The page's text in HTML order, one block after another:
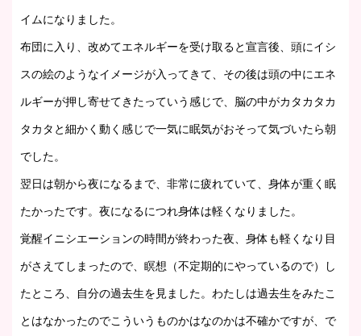
イムになりました。
布団に入り、改めてエネルギーを受け取ると宣言後、頭にイシ
スの絵のようなイメージが入ってきて、その後は頭の中にエネ
ルギーが押し寄せてきたっていう感じで、脳の中がカタカタカ
タカタと細かく動く感じで一気に眠気がおそって気づいたら朝
でした。
翌日は朝から夜になるまで、非常に疲れていて、身体が重く眠
たかったです。夜になるにつれ身体は軽くなりました。
覚醒イニシエーションの時間が終わった夜、身体も軽くなり目
がさえてしまったので、瞑想（不定期的にやっているので）し
たところ、自分の過去生を見ました。わたしは過去生をみたこ
とはなかったのでこういうものかはなのかは不確かですが、で